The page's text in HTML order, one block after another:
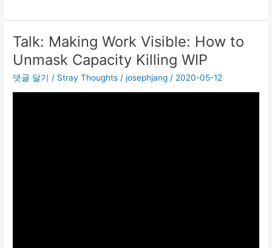
읽
기
Workflow
Talk: Making Work Visible: How to
Unmask Capacity Killing WIP
댓글 달기 / Stray Thoughts /josephjang / 2020-05-12